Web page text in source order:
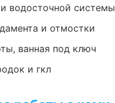
водосточной системы
и отмостки
ванная под ключ
и гкл